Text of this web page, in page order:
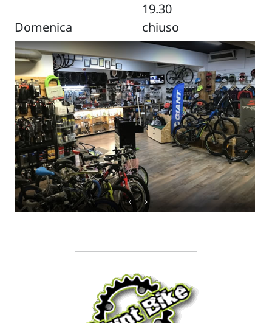
19.30
Domenica
chiuso